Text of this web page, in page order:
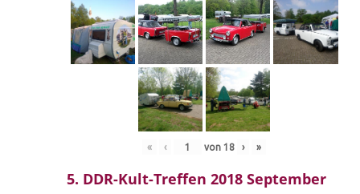
« ‹ von 18 › »
5. DDR-Kult-Treffen 2018 September